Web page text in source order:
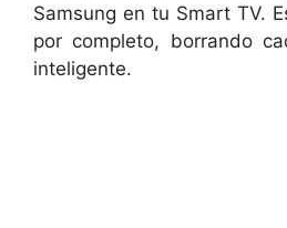
Samsung en tu Smart TV.
por completo, borrando
inteligente.